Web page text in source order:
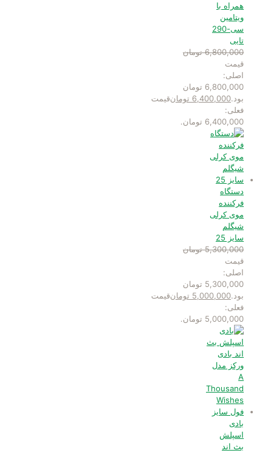
همراه با
ویتامین
سی-290
تایی
6,800,000 تومان
قیمت
اصلی:
6,800,000 تومان
بود.6,400,000 تومانقیمت
فعلی:
6,400,000 تومان.
دستگاه
فرکننده
موی کرلی
شیگلم
سایز 25
5,300,000 تومان
قیمت
اصلی:
5,300,000 تومان
بود.5,000,000 تومانقیمت
فعلی:
5,000,000 تومان.
بادی
اسپلش
بث اند